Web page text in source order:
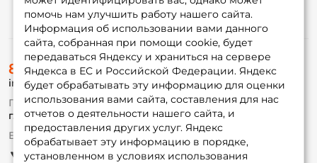
помочь нам улучшить работу нашего сайта.
Информация об использовании вами данного
сайта, собранная при помощи cookie, будет
передаваться Яндексу и храниться на сервере
Яндекса в ЕС и Российской Федерации. Яндекс
будет обрабатывать эту информацию для оценки
использования вами сайта, составления для нас
отчетов о деятельности нашего сайта, и
предоставления других услуг. Яндекс
обрабатывает эту информацию в порядке,
установленном в условиях использования
Информация
О магазине
Доставка
Оплата
Fox-bonus
Гуру
Партнерская программа
8 (495) 532-77-88
info@foxfishing.ru
По вопросам с заказом
г. Москва, ул. Плеханова д.7
Ежедневно 10:00 до 20:00